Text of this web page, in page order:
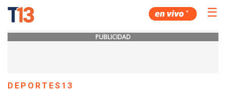
☰
PUBLICIDAD
DEPORTES13